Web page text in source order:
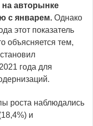
на авторынке
с январем. Однако
этот показатель
объясняется тем,
года для
роста наблюдались
и